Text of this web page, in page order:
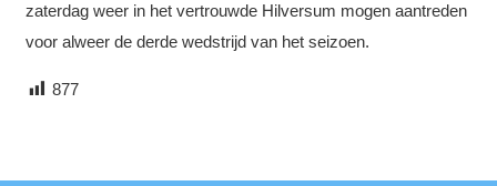
zaterdag weer in het vertrouwde Hilversum mogen aantreden
voor alweer de derde wedstrijd van het seizoen.
877